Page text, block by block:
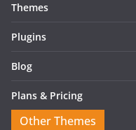
Themes
Plugins
Blog
Plans & Pricing
Other Themes